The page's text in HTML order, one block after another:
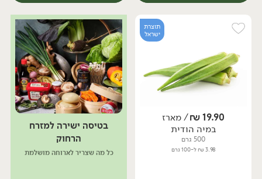
מארז מארז
תוצרת
ישראל
19.90
₪/ מארז
במיה הודית
500 גרם
3.98 ₪ ל-100 גרם
בטיסה ישירה למזרח
הרחוק
כל מה שצריך לארוחה מושלמת